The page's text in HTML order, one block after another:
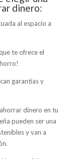
dinero:
al espacio a
te ofrece el
garantías y
dinero en tu
pueden ser una
y van a